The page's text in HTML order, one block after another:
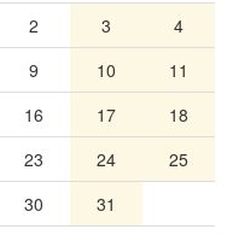
2 3
4
9 10
11
16 17
18
23 24
25
30 31